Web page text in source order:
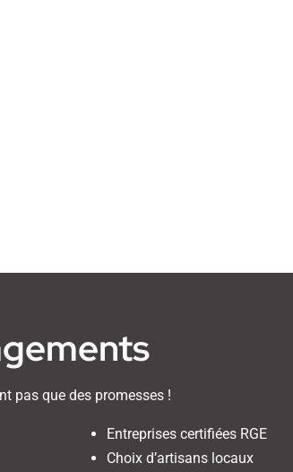
pas que des promesses !
Entreprises certifiées RGE
Choix d’artisans locaux